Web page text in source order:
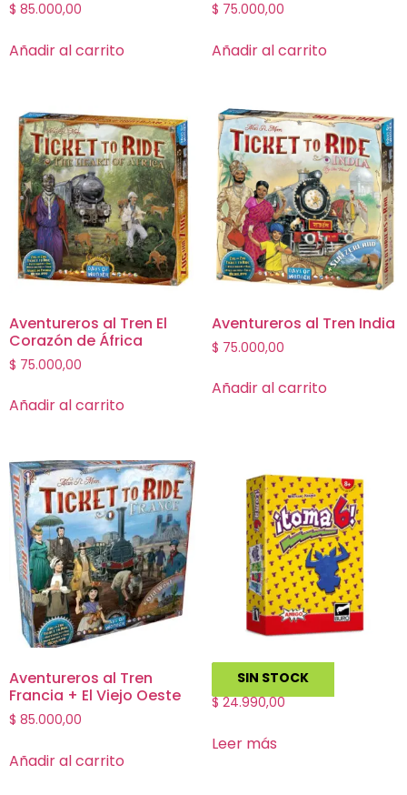
$ 85.000,00
Añadir al carrito
$ 75.000,00
Añadir al carrito
Aventureros al Tren El
Corazón de África
$ 75.000,00
Añadir al carrito
Aventureros al Tren India
$ 75.000,00
Añadir al carrito
Aventureros al Tren
Francia + El Viejo Oeste
$ 85.000,00
Añadir al carrito
SIN STOCK
¡Toma 6!
$24.990,00
Leer más